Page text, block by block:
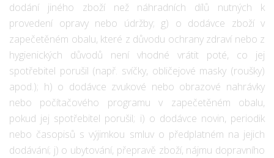
dodání jiného zboží než náhradních dílů nutných k
provedení opravy nebo údržby; g) o dodávce zboží v
zapečetěném obalu, které z důvodu ochrany zdraví nebo z
hygienických důvodů není vhodné vrátit poté, co jej
spotřebitel porušil (např. svíčky, obličejové masky (roušky)
apod.); h) o dodávce zvukové nebo obrazové nahrávky
nebo počítačového programu v zapečetěném obalu,
pokud jej spotřebitel porušil; i) o dodávce novin, periodik
nebo časopisů s výjimkou smluv o předplatném na jejich
dodávání; j) o ubytování, přepravě zboží, nájmu dopravního